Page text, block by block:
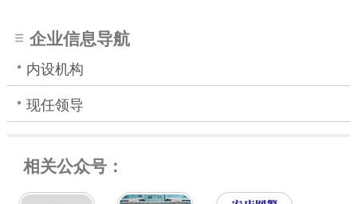
企业信息导航
内设机构
现任领导
相关公众号：